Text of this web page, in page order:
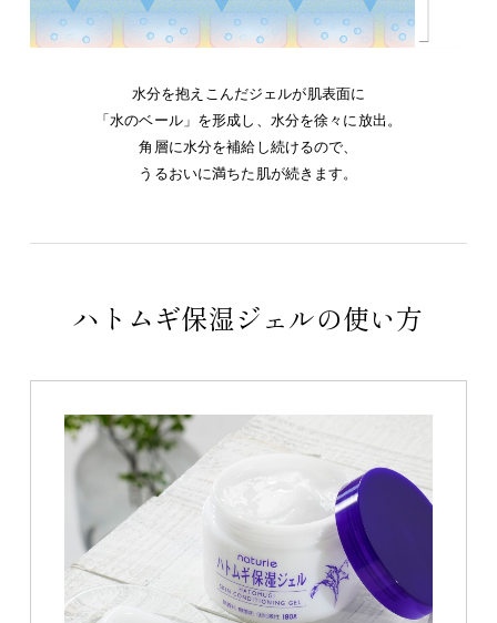
水分を抱えこんだジェルが肌表面に
「水のベール」を形成し、水分を徐々に放出。
角層に水分を補給し続けるので、
うるおいに満ちた肌が続きます。
ハトムギ保湿ジェルの使い方